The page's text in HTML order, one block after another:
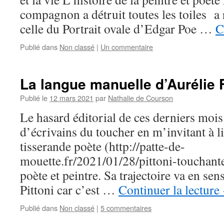
compagnon a détruit toutes les toiles a
celle du Portrait ovale d’Edgar Poe …
Publié dans Non classé | Un commentaire
La langue manuelle d’Aurélie
Publié le 12 mars 2021 par Nathalie de Courson
Le hasard éditorial de ces derniers
d’écrivains du toucher en m’invitant à
tisserande poète (http://patte-de-
mouette.fr/2021/01/28/pittoni-
poète et peintre. Sa trajectoire va en
Pittoni car c’est … Continuer la lecture
Publié dans Non classé | 5 commentaires